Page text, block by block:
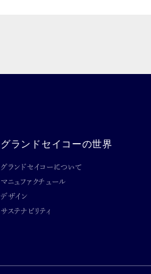
グランドセイコーの世界
グランドセイコーについて
マニュファクチュール
デザイン
サステナビリティ